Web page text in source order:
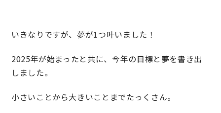
来店・見学予約
いきなりですが、夢が1つ叶いました！
2025年が始まったと共に、今年の目標と夢を書き出
しました。
小さいことから大きいことまでたっくさん。